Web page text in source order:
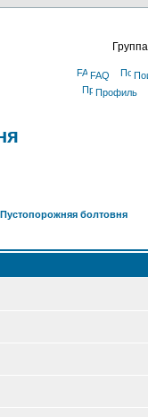
FAQ
Профиль
Пустопорожняя болтовня